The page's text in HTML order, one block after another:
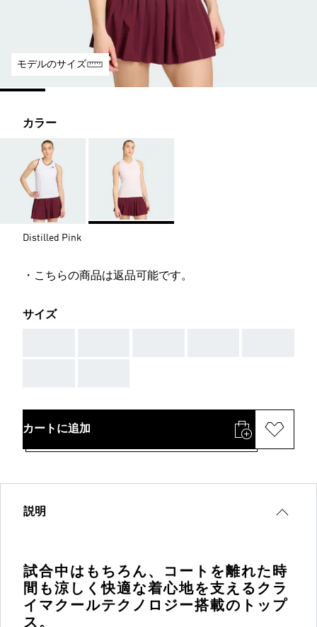
モデルのサイズ
カラー
Distilled Pink
・こちらの商品は返品可能です。
サイズ
カートに追加
説明
試合中はもちろん、コートを離れた時
間も涼しく快適な着心地を支えるクラ
イマクールテクノロジー搭載のトップ
ス。